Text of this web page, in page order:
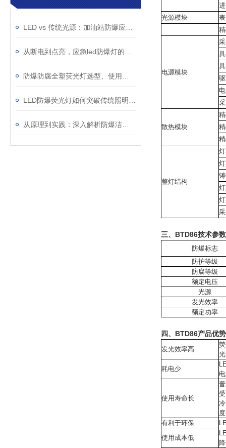
光源模块
电源模块
散热模块
整灯结构
三、BTD86技术参数
防爆标志
防护等级
防腐等级
额定电压
光源
发光效率
额定功率
四、BTD86产品优势
发光效率高
耗电少
使用寿命长
有利于环保
使用成本低